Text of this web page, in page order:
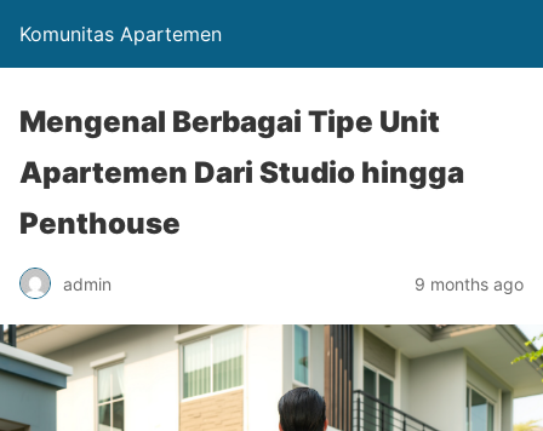
Komunitas Apartemen
Mengenal Berbagai Tipe Unit
Apartemen Dari Studio hingga
Penthouse
admin 9 months ago